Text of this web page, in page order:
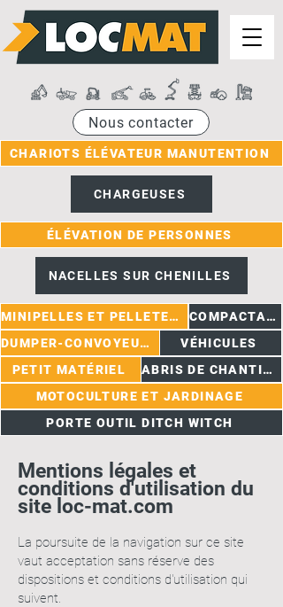
CHARIOTS ÉLÉVATEUR MANUTENTION
ÉLÉVATION DE PERSONNES
MINIPELLES ET PELLETEUSES
COMPACTAGE
DUMPER-CONVOYEURS
VÉHICULES
PETIT MATÉRIEL
ABRIS DE CHANTIER
MOTOCULTURE ET JARDINAGE
PORTE OUTIL DITCH WITCH
Nous contacter
NACELLES SUR CHENILLES
CHARGEUSES
Mentions légales et
conditions d'utilisation du
site loc-mat.com
La poursuite de la navigation sur ce site
vaut acceptation sans réserve des
dispositions et conditions d'utilisation qui
suivent.